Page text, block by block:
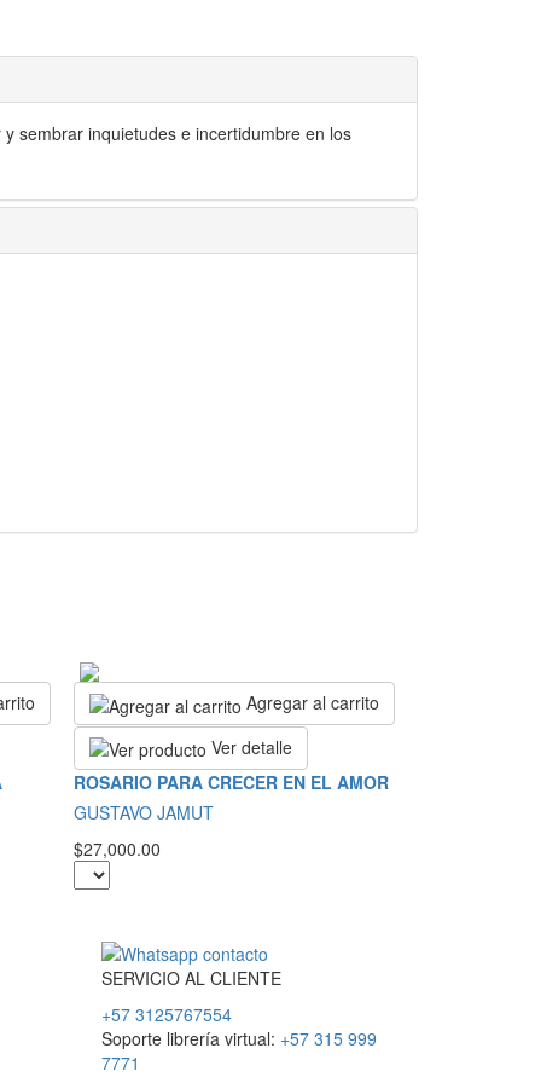
sembrar inquietudes e incertidumbre en los
Agregar al carrito
Ver detalle
ROSARIO PARA CRECER EN EL AMOR
GUSTAVO JAMUT
$27,000.00
SERVICIOAL CLIENTE
+57 3125767554
Soporte librería virtual: +57 315 999
7771